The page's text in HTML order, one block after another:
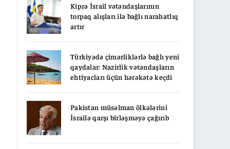
Kiprə İsrail vətəndaşlarının
torpaq alışları ilə bağlı narahatlıq
artır
Türkiyədə çimərliklərlə bağlı yeni
qaydalar: Nazirlik vətəndaşların
ehtiyacları üçün hərəkətə keçdi
Pakistan müsəlman ölkələrini
İsrailə qarşı birləşməyə çağırıb